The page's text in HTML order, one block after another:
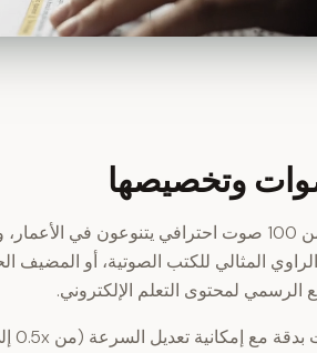
وتخصيصها
اختر من بين أكثر من 100 صوت احترافي يتنوعون
المثالي للكتب الصوتية، أو المضيف
الرسمي لمحتوى التعلم الإلكتروني.